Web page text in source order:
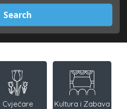
Cvjećare Kultura i Zabava